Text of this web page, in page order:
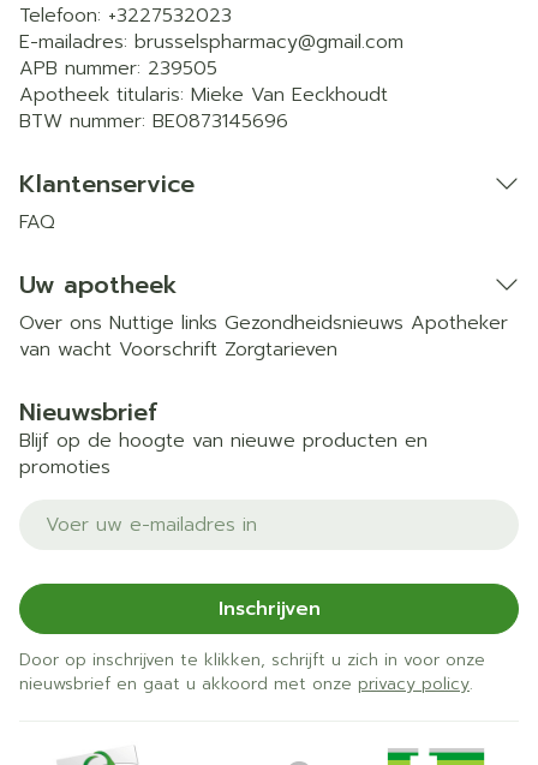
Telefoon: +3227532023
E-mailadres: brusselspharmacy@gmail.com
APB nummer: 239505
Apotheek titularis: Mieke Van Eeckhoudt
BTW nummer: BE0873145696
Klantenservice
FAQ
Uw apotheek
Over ons Nuttige links Gezondheidsnieuws Apotheker
van wacht Voorschrift Zorgtarieven
Nieuwsbrief
Blijf op de hoogte van nieuwe producten en
promoties
E-mail adres
Inschrijven
Door op inschrijven te klikken, schrijft u zich in voor onze
nieuwsbrief en gaat u akkoord met onze privacy policy.